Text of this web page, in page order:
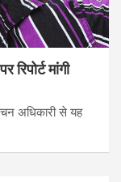
मांगी
अधिकारी से यह